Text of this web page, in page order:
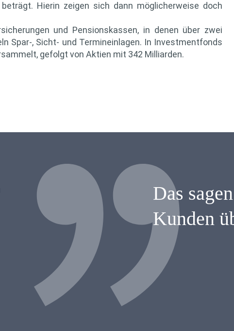
Hierin zeigen sich dann möglicherweise doch
und Pensionskassen, in denen über zwei
Spar-, Sicht- und Termineinlagen. In Investmentfonds
gefolgt von Aktien mit 342 Milliarden.
Das
Kunden